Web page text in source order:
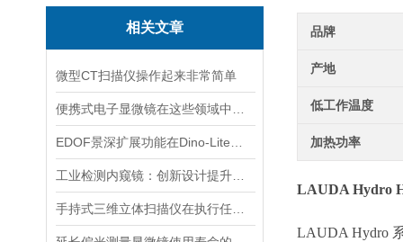
相关文章
微型CT扫描仪操作起来非常简单
品牌
产地
低工作温度
加热功率
LAUDA Hydro
LAUDA Hydro